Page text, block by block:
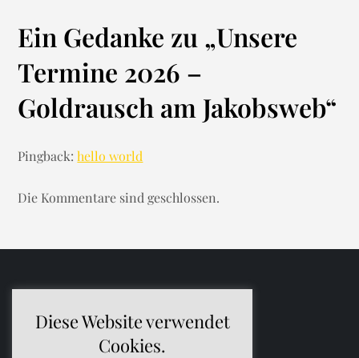
t
r
a
g
s
i
Ein Gedanke zu „Unsere
Termine 2026 –
Goldrausch am Jakobsweb“
Pingback:hello world
Die Kommentare sind geschlossen.
Diese Website verwendet
Cookies.